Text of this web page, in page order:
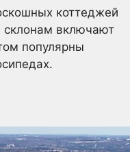
коттеджей
склонам включают
популярны